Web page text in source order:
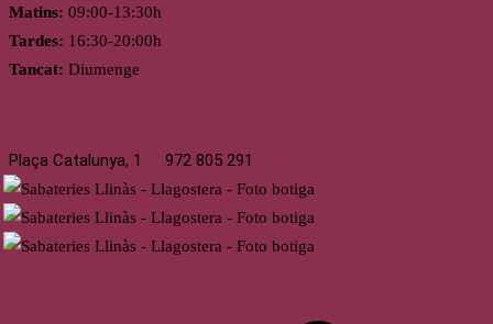
Matins: 09:00-13:30h
Tardes: 16:30-20:00h
Tancat: Diumenge
Plaça Catalunya, 1 972 805 291